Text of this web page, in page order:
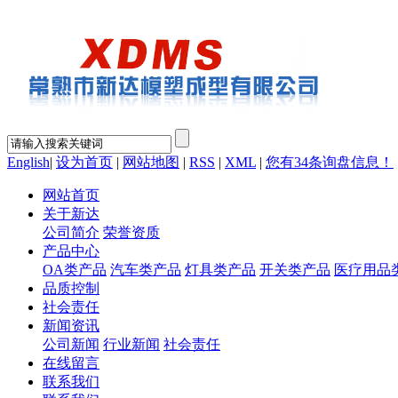
English| 设为首页 | 网站地图 | RSS | XML | 您有34条询盘信息！
网站首页
关于新达
公司简介 荣誉资质
产品中心
OA类产品 汽车类产品 灯具类产品 开关类产品 医疗用品
品质控制
社会责任
新闻资讯
公司新闻 行业新闻 社会责任
在线留言
联系我们